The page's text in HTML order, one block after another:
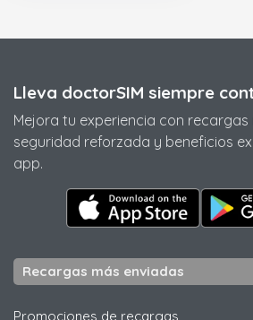
Lleva doctorSIM siempre
Mejora tu experiencia con
seguridad reforzada y beneficios
app.
Recargas más enviadas
Promociones de recargas